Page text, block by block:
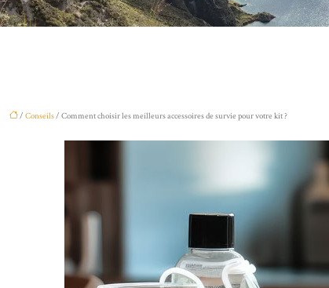
/ Conseils/ Comment choisir les meilleurs accessoires de survie pour votre kit ?